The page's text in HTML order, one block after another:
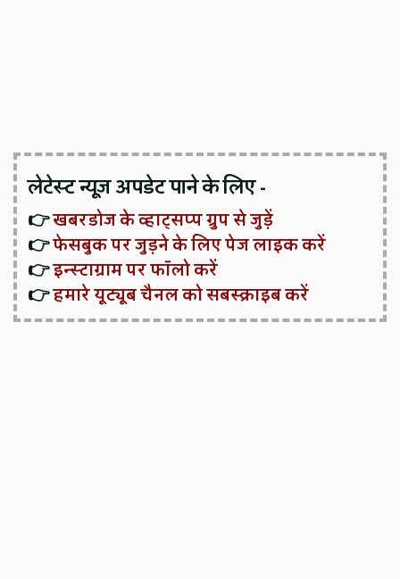
लेटेस्ट न्यूज़ अपडेट पाने के लिए -
👉खबरडोज के व्हाट्सप्प ग्रुप से जुड़ें
👉फेसबुक पर जुड़ने के लिए पेज लाइक करें
👉इन्स्टाग्राम पर फॉलो करें
👉हमारे यूट्यूब चैनल को सबस्क्राइब करें